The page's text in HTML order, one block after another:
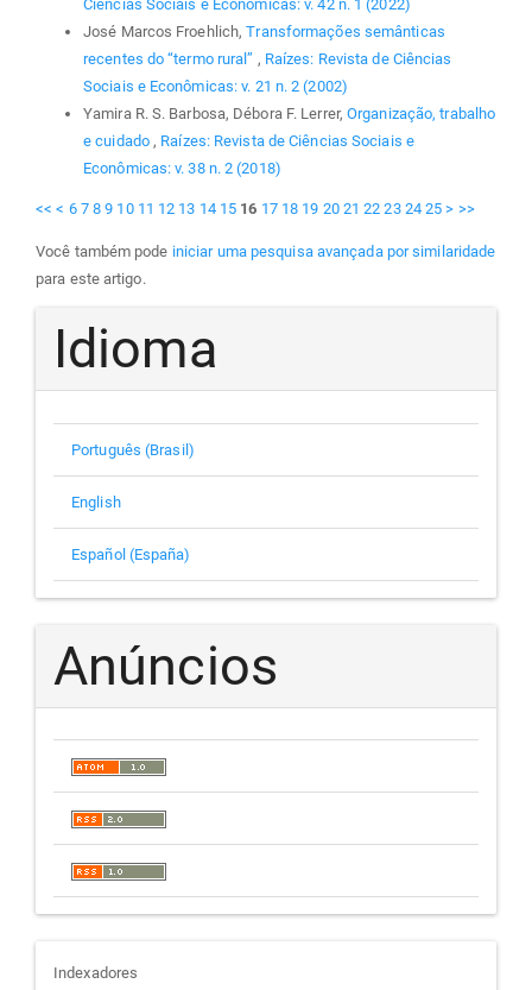
Ciências Sociais e Econômicas: v. 42 n. 1 (2022)
José Marcos Froehlich,Transformações semânticas
recentes do “termo rural” , Raízes: Revista de Ciências
Sociais e Econômicas: v. 21 n. 2 (2002)
Yamira R. S. Barbosa, Débora F. Lerrer,Organização, trabalho
e cuidado , Raízes: Revista de Ciências Sociais e
Econômicas: v. 38 n. 2 (2018)
<< < 6 7 8 9 10 11 12 13 14 15 16 17 18 19 20 21 22 23 24 25 > >>
Você também pode iniciar uma pesquisa avançada por similaridade
para este artigo.
Idioma
Português (Brasil)
English
Español (España)
Anúncios
Indexadores